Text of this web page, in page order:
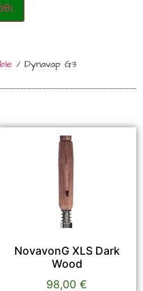
/ Dynavap G3
NovavonG XLS Dark
Wood
98,00 €